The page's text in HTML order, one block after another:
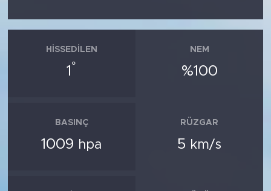
HISSEDILEN
1 °
NEM
%100
BASINÇ
1009 hpa
RÜZGAR
5 km/s